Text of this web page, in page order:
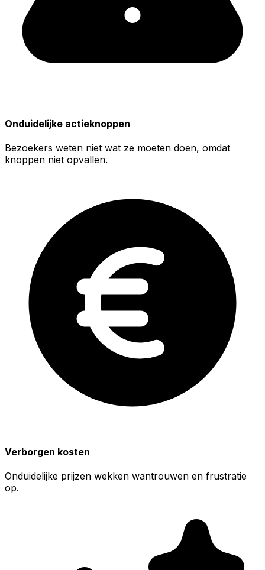
Onduidelijke actieknoppen
Bezoekers weten niet wat ze moeten doen, omdat
knoppen niet opvallen.
Verborgen kosten
Onduidelijke prijzen wekken wantrouwen en frustratie
op.